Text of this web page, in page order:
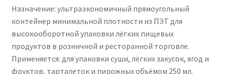
Назначение: ультраэкономичный прямоугольный
контейнер минимальной плотности из ПЭТ для
высокооборотной упаковки лёгких пищевых
продуктов в розничной и ресторанной торговле.
Применяется: для упаковки суши, лёгких закусок, ягод и
фруктов, тарталеток и пирожных объёмом 250 мл.